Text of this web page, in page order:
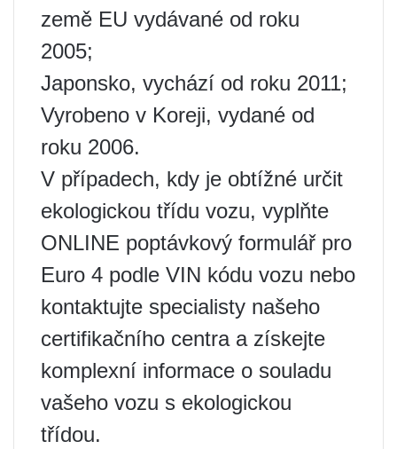
země EU vydávané od roku
2005;
Japonsko, vychází od roku 2011;
Vyrobeno v Koreji, vydané od
roku 2006.
V případech, kdy je obtížné určit
ekologickou třídu vozu, vyplňte
ONLINE poptávkový formulář pro
Euro 4 podle VIN kódu vozu nebo
kontaktujte specialisty našeho
certifikačního centra a získejte
komplexní informace o souladu
vašeho vozu s ekologickou
třídou.